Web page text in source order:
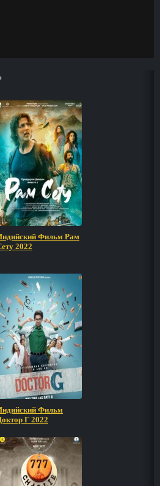
Фильм Рам
2022
Фильм
Г 2022